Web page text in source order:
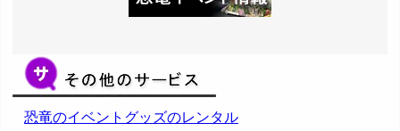
恐竜のイベントグッズのレンタル